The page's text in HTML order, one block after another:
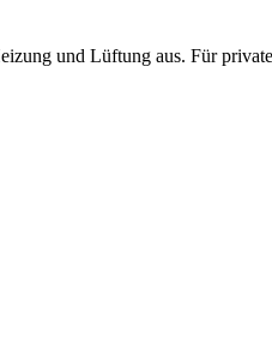
und Lüftung aus. Für